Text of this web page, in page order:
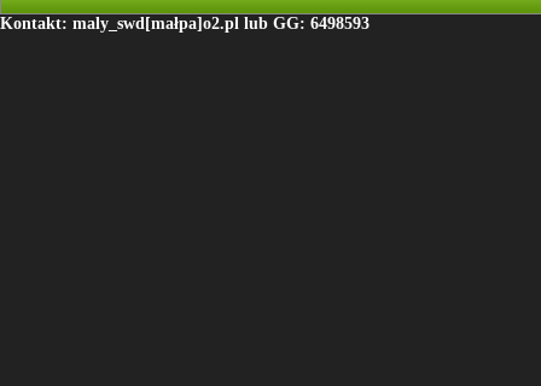
Kontakt: maly_swd[małpa]o2.pl lub GG: 6498593